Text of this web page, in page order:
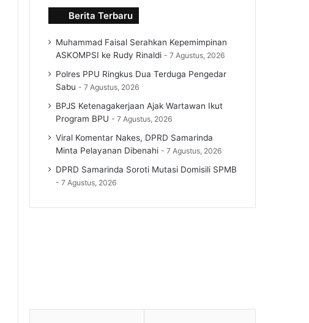
Berita Terbaru
Muhammad Faisal Serahkan Kepemimpinan
ASKOMPSI ke Rudy Rinaldi
7 Agustus, 2026
Polres PPU Ringkus Dua Terduga Pengedar
Sabu
7 Agustus, 2026
BPJS Ketenagakerjaan Ajak Wartawan Ikut
Program BPU
7 Agustus, 2026
Viral Komentar Nakes, DPRD Samarinda
Minta Pelayanan Dibenahi
7 Agustus, 2026
DPRD Samarinda Soroti Mutasi Domisili SPMB
7 Agustus, 2026